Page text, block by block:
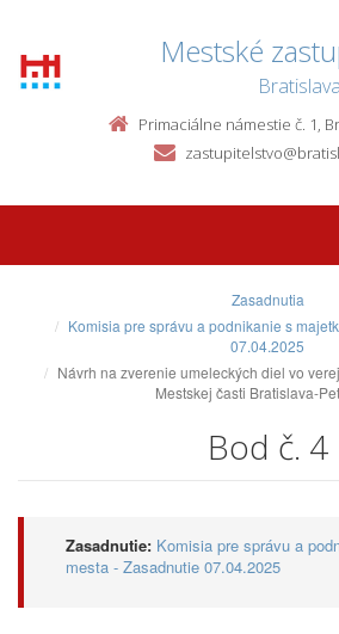
Mestské
Bratislava
Primaciálne námestie č. 1,
Zasadnutia
Komisia pre správu a podnikanie s
07.04.2025
Návrh na zverenie umeleckých diel vo
Mestskej časti Bratislava-
Bod č. 4
Zasadnutie: Komisia pre správu a
mesta - Zasadnutie 07.04.2025